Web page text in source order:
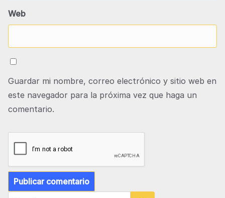
Web
Guardar mi nombre, correo electrónico y sitio web en
este navegador para la próxima vez que haga un
comentario.